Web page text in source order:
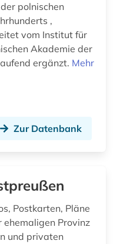
polnischen
,
vom Institut für
Akademie der
ergänzt. Mehr
Zur Datenbank
Postkarten, Pläne
ehemaligen Provinz
und privaten